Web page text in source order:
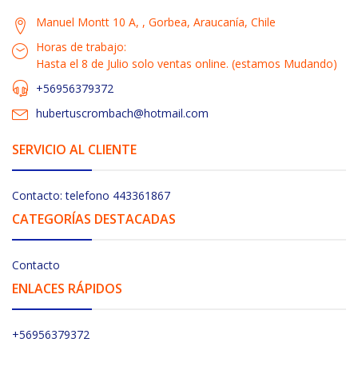
Manuel Montt 10 A, , Gorbea, Araucanía, Chile
Horas de trabajo:
Hasta el 8 de Julio solo ventas online. (estamos Mudando)
+56956379372
hubertuscrombach@hotmail.com
SERVICIO AL CLIENTE
Contacto: telefono 443361867
CATEGORÍAS DESTACADAS
Contacto
ENLACES RÁPIDOS
+56956379372